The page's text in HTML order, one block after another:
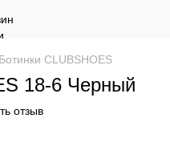
Ботинки CLUBSHOES
18-6 Черный
отзыв